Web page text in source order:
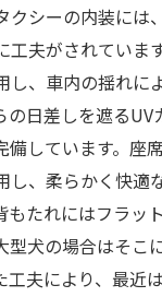
クシーの内装には
工夫がされていま
し、車内の揺れに
の日差しを遮るUV
備しています。座
し、柔らかく快適
もたれにはフラッ
型犬の場合はそこ
工夫により、最近